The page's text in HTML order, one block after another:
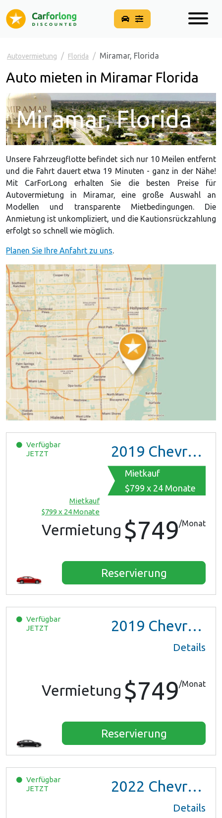
Autovermietung Florida Miramar, Florida
Auto mieten in Miramar Florida
Miramar, Florida
Unsere Fahrzeugflotte befindet sich nur 10 Meilen entfernt
und die Fahrt dauert etwa 19 Minuten - ganz in der Nähe!
Mit CarForLong erhalten Sie die besten Preise für
Autovermietung in Miramar, eine große Auswahl an
Modellen und transparente Mietbedingungen. Die
Anmietung ist unkompliziert, und die Kautionsrückzahlung
erfolgt so schnell wie möglich.
Planen Sie Ihre Anfahrt zu uns.
Verfügbar
JETZT
2019 Chevrolet Malibu
Mietkauf
$799 x 24 Monate
Mietkauf
$799 x 24 Monate
Vermietung $749/Monat
Reservierung
Verfügbar
JETZT
2019 Chevrolet Malibu
Details
Vermietung $749/Monat
Reservierung
Verfügbar
JETZT
2022 Chevrolet Trax LS
Details